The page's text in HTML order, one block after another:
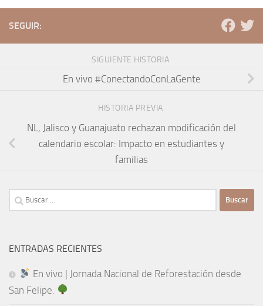
SEGUIR:
SIGUIENTE HISTORIA
En vivo #ConectandoConLaGente
HISTORIA PREVIA
NL, Jalisco y Guanajuato rechazan modificación del
calendario escolar: Impacto en estudiantes y
familias
Buscar:
ENTRADAS RECIENTES
En vivo | Jornada Nacional de Reforestación desde
San Felipe.